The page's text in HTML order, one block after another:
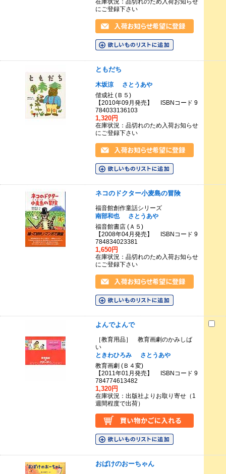
在庫状況：品切れのため入荷お知らせ
にご登録下さい
ともだち
木坂涼
さとうあや
偕成社 (Ｂ５)
【2010年09月発売】 ISBNコード 9
784033136103
1,320円
在庫状況：品切れのため入荷お知らせ
にご登録下さい
ネコのドクター小麦島の冒険
福音館創作童話シリーズ
南部和也
さとうあや
福音館書店 (Ａ５)
【2008年04月発売】 ISBNコード 9
784834023381
1,650円
在庫状況：品切れのため入荷お知らせ
にご登録下さい
よんでよんで
［教育用品］ 教育画劇のかみしば
い
ときわひろみ
さとうあや
教育画劇 (Ｂ４変)
【2011年01月発売】 ISBNコード 9
784774613482
1,320円
在庫状況：出版社よりお取り寄せ（1
週間程度で出荷）
おばけのおーちゃん